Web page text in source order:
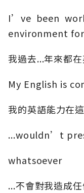
I’ve been
environment
我過去...年來都
My English is
我的英語能力在
...wouldn’t
whatsoever
...不會對我造成